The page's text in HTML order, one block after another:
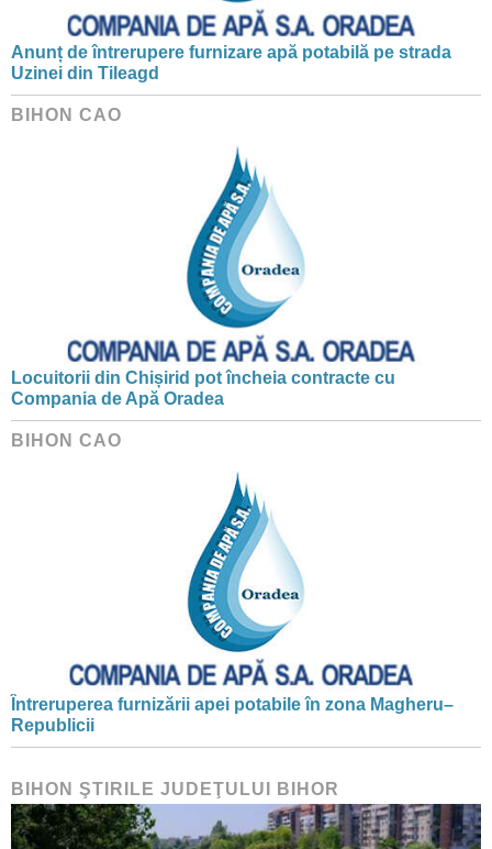
Anunț de întrerupere furnizare apă potabilă pe strada
Uzinei din Tileagd
BIHON CAO
Locuitorii din Chișirid pot încheia contracte cu
Compania de Apă Oradea
BIHON CAO
Întreruperea furnizării apei potabile în zona Magheru–
Republicii
BIHON ŞTIRILE JUDEŢULUI BIHOR